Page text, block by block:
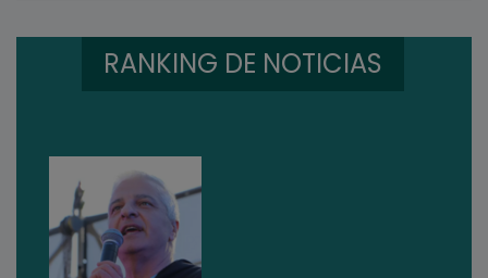
RANKING DE NOTICIAS